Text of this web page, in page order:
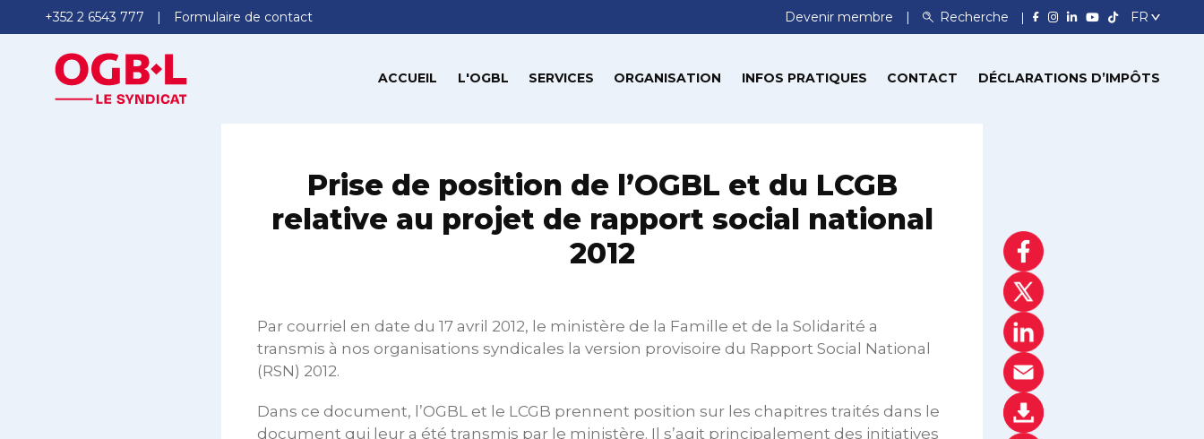
+352 2 6543 777 Formulaire de contact Devenir membre Recherche
ACCUEIL L'OGBL SERVICES ORGANISATION INFOS PRATIQUES CONTACT DÉCLARATIONS D’IMPÔTS
Prise de position de l’OGBL et du LCGB
relative au projet de rapport social national
2012
Par courriel en date du 17 avril 2012, le ministère de la Famille et de la Solidarité a
transmis à nos organisations syndicales la version provisoire du Rapport Social National
(RSN) 2012.
Dans ce document, l’OGBL et le LCGB prennent position sur les chapitres traités dans le
document qui leur a été transmis par le ministère. Il s’agit principalement des initiatives